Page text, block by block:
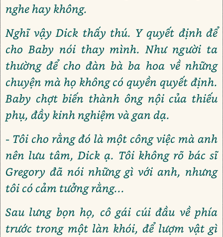
nghe hay không.
Nghĩ vậy Dick thấy thú. Y quyết định để
cho Baby nói thay mình. Như người ta
thường để cho đàn bà ba hoa về những
chuyện mà họ không có quyền quyết định.
Baby chợt biến thành ông nội của thiếu
phụ, đầy kinh nghiệm và gan dạ.
- Tôi cho rằng đó là một công việc mà anh
nên lưu tâm, Dick ạ. Tôi không rõ bác sĩ
Gregory đã nói những gì với anh, nhưng
tôi có cảm tưởng rằng...
Sau lưng bọn họ, cô gái cúi đầu về phía
trước trong một làn khói, để lượm vật gì